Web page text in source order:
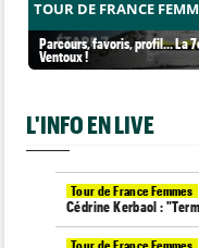
TOUR DE FRANCE
Parcours, favoris, profil… La
Ventoux !
L'INFO EN LIVE
Tour de France Femmes
Cédrine Kerbaol :